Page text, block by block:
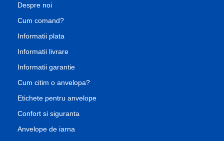
Despre noi
Cum comand?
Informatii plata
Informatii livrare
Informatii garantie
Cum citim o anvelopa?
Etichete pentru anvelope
Confort si siguranta
Anvelope de iarna